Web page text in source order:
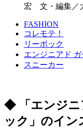
宏 文・編集／
FASHION
コレモテ！
リーボック
エンジニアド
スニーカー
◆ 「エンジニ
ック」のイン